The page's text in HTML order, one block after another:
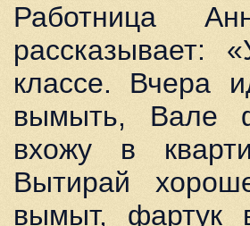
Работница
рассказывает:
классе. Вчера
вымыть, Вале
вхожу в
Вытирай
вымыт, фартук